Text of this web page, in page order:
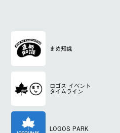
まめ知識
ロゴス イベント
タイムライン
LOGOS PARK